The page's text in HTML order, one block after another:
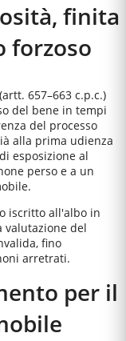
finita
forzoso
657–663 c.p.c.)
del bene in tempi
del processo
alla prima udienza
esposizione al
perso e a un
iscritto all'albo in
valutazione del
fino
arretrati.
per il